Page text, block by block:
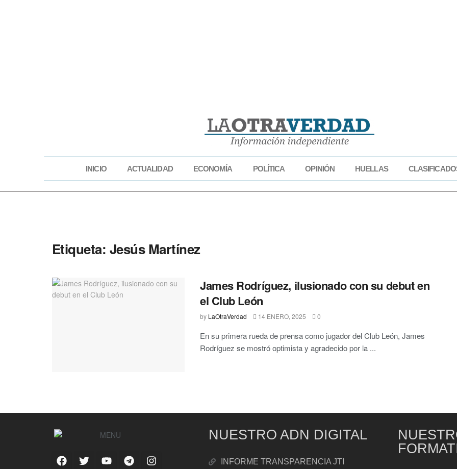
INICIO ACTUALIDAD ECONOMÍA POLÍTICA OPINIÓN HUELLAS
Etiqueta: Jesús Martínez
James Rodríguez, ilusionado con su debut en
el Club León
by LaOtraVerdad 14 ENERO, 2025 0
En su primera rueda de prensa como jugador del Club León, James
Rodríguez se mostró optimista y agradecido por la ...
NUESTRO ADN DIGITAL
INFORME TRANSPARENCIA JTI